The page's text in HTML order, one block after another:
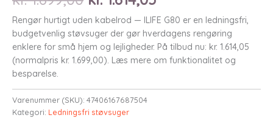
oprindelige
pris
var:
kr. 1.699,00.
aktuelle
pris
er:
kr. 1.614,05.
Rengør hurtigt uden kabelrod — ILIFE G80 er en ledningsfri,
budgetvenlig støvsuger der gør hverdagens rengøring
enklere for små hjem og lejligheder. På tilbud nu: kr. 1.614,05
(normalpris kr. 1.699,00). Læs mere om funktionalitet og
besparelse.
Varenummer (SKU): 47406167687504
Kategori: Ledningsfri støvsuger